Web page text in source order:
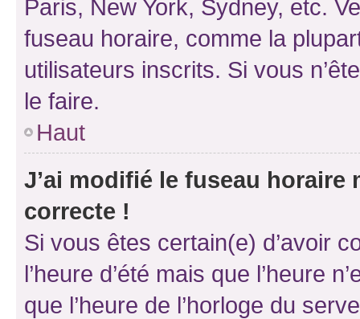
Paris, New York, Sydney, etc.
fuseau horaire, comme la
utilisateurs inscrits. Si vous
le faire.
Haut
J’ai modifié le fuseau horaire
correcte !
Si vous êtes certain(e) d’avoir
l’heure d’été mais que l’heure
que l’heure de l’horloge du